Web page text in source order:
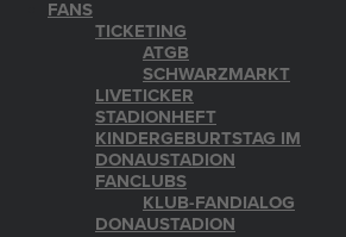
FANS
TICKETING
ATGB
SCHWARZMARKT
LIVETICKER
STADIONHEFT
KINDERGEBURTSTAG IM
DONAUSTADION
FANCLUBS
KLUB-FANDIALOG
DONAUSTADION